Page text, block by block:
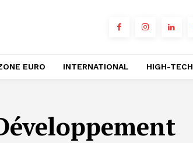
EURO INTERNATIONAL HIGH-TECH